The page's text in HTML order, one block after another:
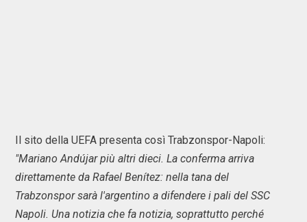
Il sito della UEFA presenta così Trabzonspor-Napoli:
"Mariano Andújar più altri dieci. La conferma arriva
direttamente da Rafael Benítez: nella tana del
Trabzonspor sarà l'argentino a difendere i pali del SSC
Napoli. Una notizia che fa notizia, soprattutto perché